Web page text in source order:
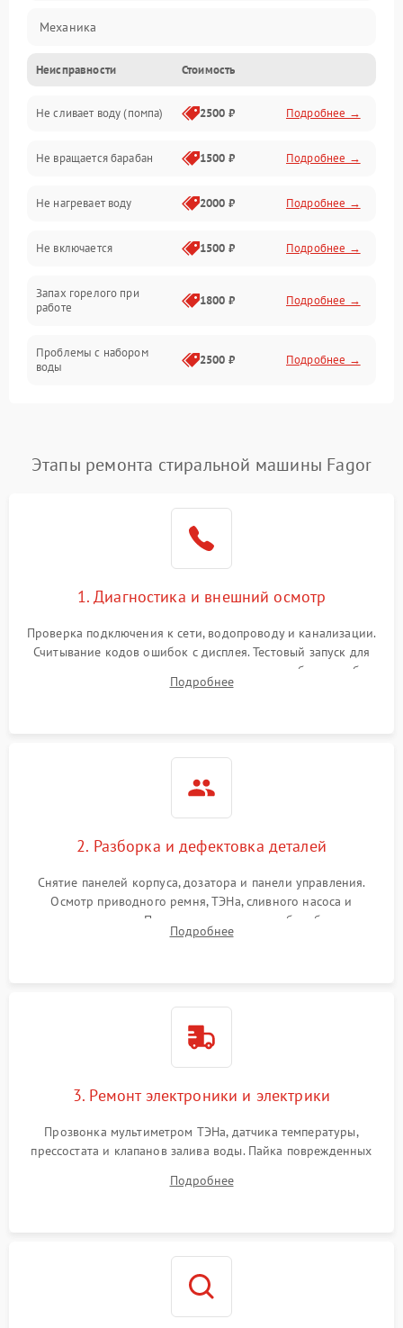
Механика
Электропитание
Водоснабжение
Слив
Программное обеспечение
Неисправности Стоимость
Не сливает воду (помпа) 2500 ₽ Подробнее →
Не вращается барабан 1500 ₽ Подробнее →
Не нагревает воду 2000 ₽ Подробнее →
Не включается 1500 ₽ Подробнее →
Запах горелого при
работе
1800 ₽ Подробнее →
Проблемы с набором
воды
2500 ₽ Подробнее →
Замена платы управления Подробнее →
Этапы ремонта стиральной машины Fagor
1. Диагностика и внешний осмотр
Проверка подключения к сети, водопроводу и канализации.
Считывание кодов ошибок с дисплея. Тестовый запуск для
выявления посторонних шумов, протечек или сбоев в работе
электронного модуля управления.
Подробнее
2. Разборка и дефектовка деталей
Снятие панелей корпуса, дозатора и панели управления.
Осмотр приводного ремня, ТЭНа, сливного насоса и
амортизаторов. Проверка подшипников барабана и
крестовины на износ, а манжеты люка на разрывы.
Подробнее
3. Ремонт электроники и электрики
Прозвонка мультиметром ТЭНа, датчика температуры,
прессостата и клапанов залива воды. Пайка поврежденных
Восстановление целостности проводки и контактов.
Подробнее